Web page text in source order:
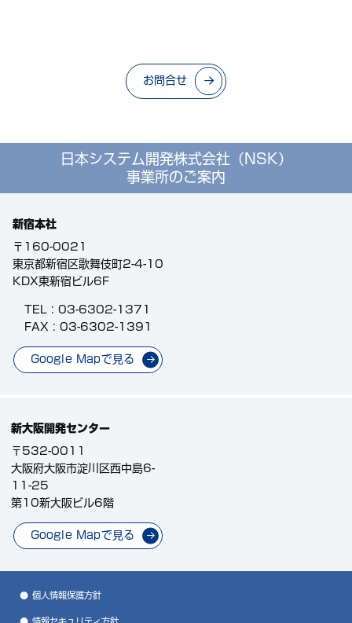
お問合せ
日本システム開発株式会社（NSK）
事業所のご案内
新宿本社
〒160-0021
東京都新宿区歌舞伎町2-4-10
KDX東新宿ビル6F
TEL : 03-6302-1371
FAX : 03-6302-1391
Google Mapで見る
新大阪開発センター
〒532-0011
大阪府大阪市淀川区西中島6-
11-25
第10新大阪ビル6階
Google Mapで見る
個人情報保護方針